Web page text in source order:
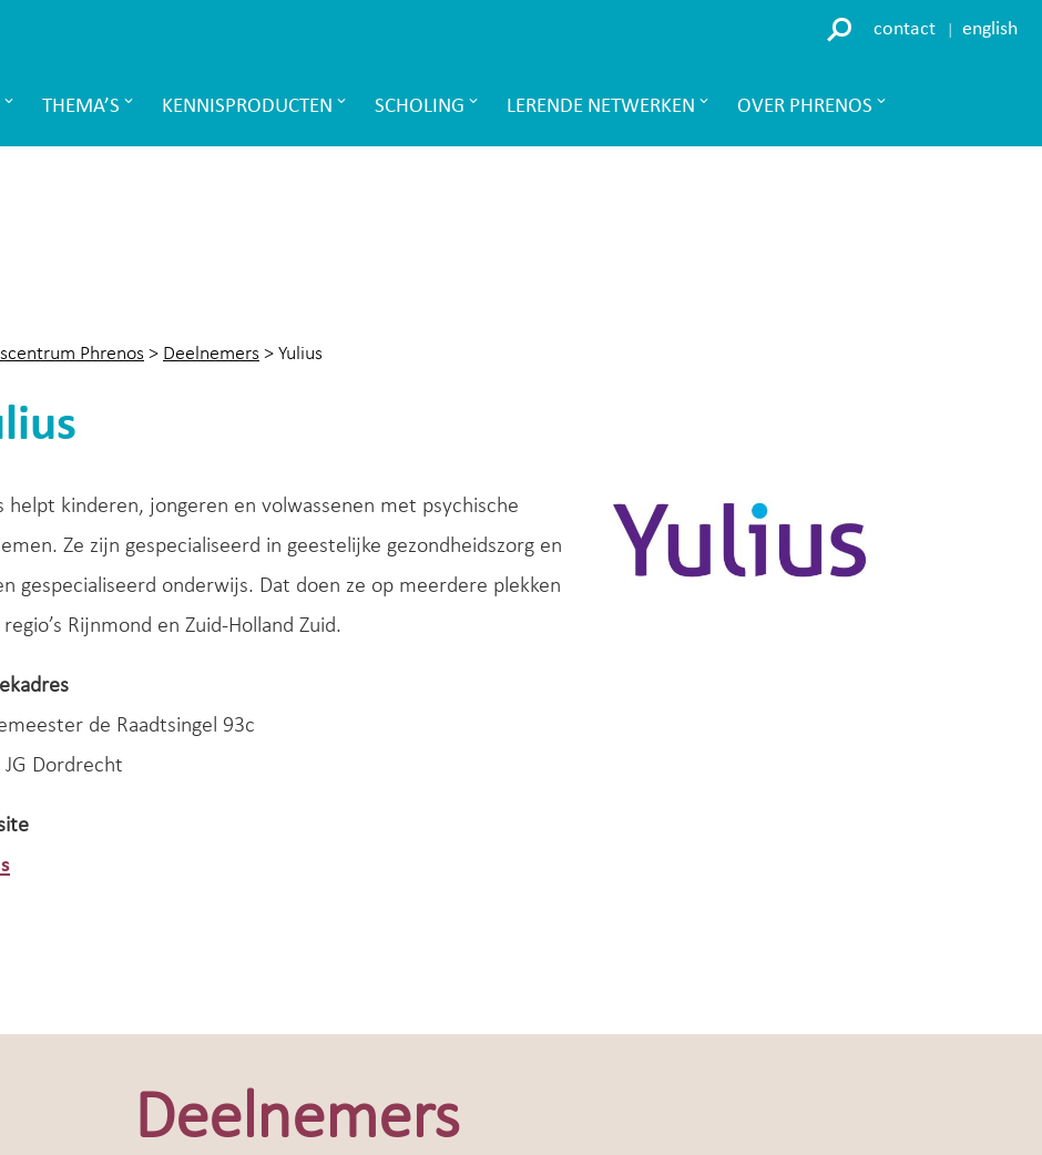
contact english
THEMA’S KENNISPRODUCTEN SCHOLING LERENDE NETWERKEN OVER PHRENOS
Phrenos > Deelnemers > Yulius
helpt kinderen, jongeren en volwassenen met ­psychische
Ze zijn gespecialiseerd in­ geestelijke gezondheidszorg en
gespecialiseerd onderwijs. Dat doen ze op meerdere plekken
Rijnmond en Zuid-Holland Zuid.
de Raadtsingel 93c
JG Dordrecht
Deelnemers